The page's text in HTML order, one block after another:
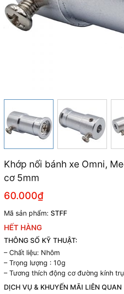
Khớp nối bánh xe Omni,
cơ 5mm
60.000₫
Mã sản phẩm: STFF
HẾT HÀNG
THÔNG SỐ KỸ THUẬT:
– Chất liệu: Nhôm
– Trọng lượng : 10g
– Tương thích động cơ đường kính
DỊCH VỤ & KHUYẾN MÃI LIÊN QUAN